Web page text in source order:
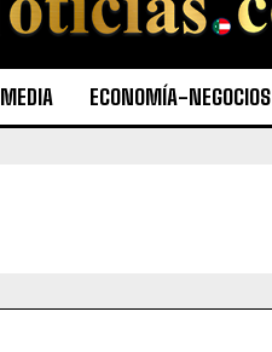
MEDIA ECONOMÍA-NEGOCIOS